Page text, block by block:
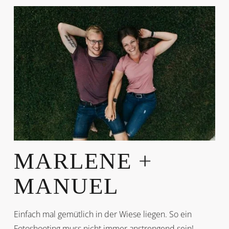
MARLENE +
MANUEL
Einfach mal gemütlich in der Wiese liegen. So ein